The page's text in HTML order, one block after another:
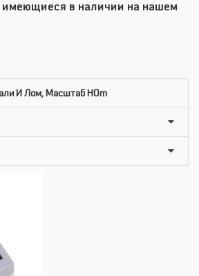
имеющиеся в наличии на нашем
И Лом, Масштаб HOm